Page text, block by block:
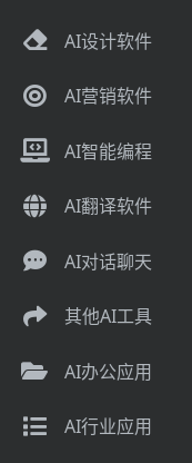
AI设计软件
AI营销软件
AI智能编程
AI翻译软件
AI对话聊天
其他AI工具
AI办公应用
AI行业应用